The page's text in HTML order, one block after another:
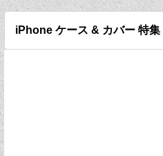
iPhone ケース & カバー 特集